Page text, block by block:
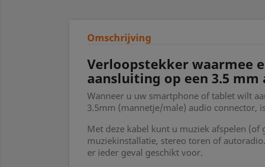
Omschrijving
Verloopstekker waarmee
aansluiting op een 3.5
Wanneer u uw smartphone of tablet wilt
3.5mm (mannetje/male) audio connector,
Met deze kabel kunt u muziek afspelen
muziekinstallatie, stereo toren of
er ieder geval geschikt voor.